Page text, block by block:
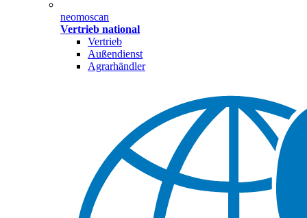
neomoscan
Vertrieb national
Vertrieb
Außendienst
Agrarhändler